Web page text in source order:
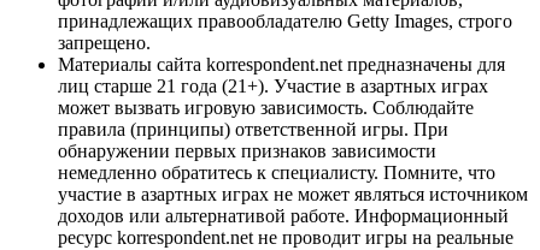
принадлежащих правообладателю Getty Images, строго
запрещено.
Материалы сайта korrespondent.net предназначены для
лиц старше 21 года (21+). Участие в азартных играх
может вызвать игровую зависимость. Соблюдайте
правила (принципы) ответственной игры. При
обнаружении первых признаков зависимости
немедленно обратитесь к специалисту. Помните, что
участие в азартных играх не может являться источником
доходов или альтернативой работе. Информационный
ресурс korrespondent.net не проводит игры на реальные